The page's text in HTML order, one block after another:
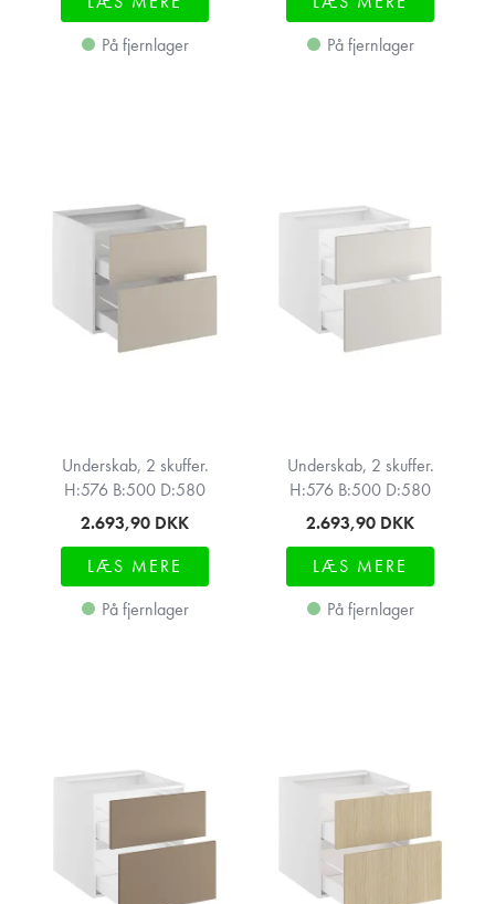
På fjernlager
På fjernlager
Underskab, 2 skuffer.
H:576 B:500 D:580
2.693,90 DKK
LÆS MERE
På fjernlager
Underskab, 2 skuffer.
H:576 B:500 D:580
2.693,90 DKK
LÆS MERE
På fjernlager